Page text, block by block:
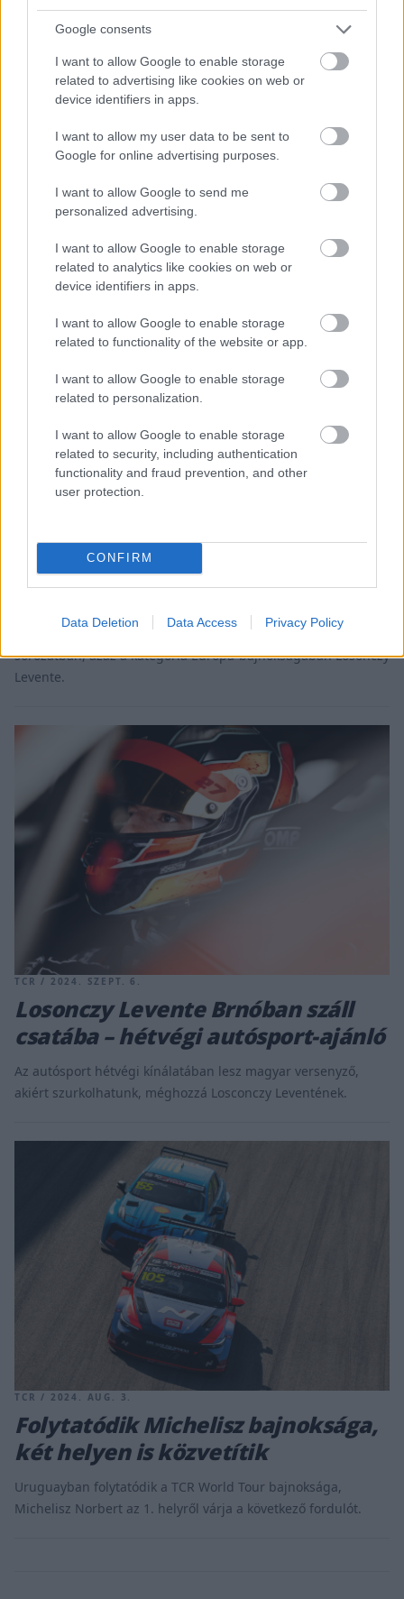
Google consents
I want to allow Google to enable storage
related to advertising like cookies on web or
device identifiers in apps.
I want to allow my user data to be sent to
Google for online advertising purposes.
I want to allow Google to send me
personalized advertising.
I want to allow Google to enable storage
related to analytics like cookies on web or
device identifiers in apps.
I want to allow Google to enable storage
related to functionality of the website or app.
I want to allow Google to enable storage
related to personalization.
I want to allow Google to enable storage
related to security, including authentication
functionality and fraud prevention, and other
user protection.
CONFIRM
Data Deletion Data Access Privacy Policy
Az olasz bajnokságban is futamot
nyert a túraautós Losonczy
Levente
Immár a TCR Italy-ban is diadalmaskodott versenyen
Losonczy Levente, aki a Vallelungában rendezett forduló
második viadalát nyerte meg.
TCR / 2024. SZEPT. 11.
győzelemmel tett róla, hogy a
legjobbak között zárja a TCR-
szezont
Másodszor nyert versenyt az idén a túraautós TCR Europe
sorozatban, azaz a kategória Európa-bajnokságában Losonczy
Levente.
TCR / 2024. SZEPT. 6.
Losonczy Levente Brnóban száll
csatába – hétvégi autósport-ajánló
Az autósport hétvégi kínálatában lesz magyar versenyző,
akiért szurkolhatunk, méghozzá Losconczy Leventének.
TCR / 2024. AUG. 3.
Folytatódik Michelisz bajnoksága,
két helyen is közvetítik
Uruguayban folytatódik a TCR World Tour bajnoksága,
Michelisz Norbert az 1. helyről várja a következő fordulót.